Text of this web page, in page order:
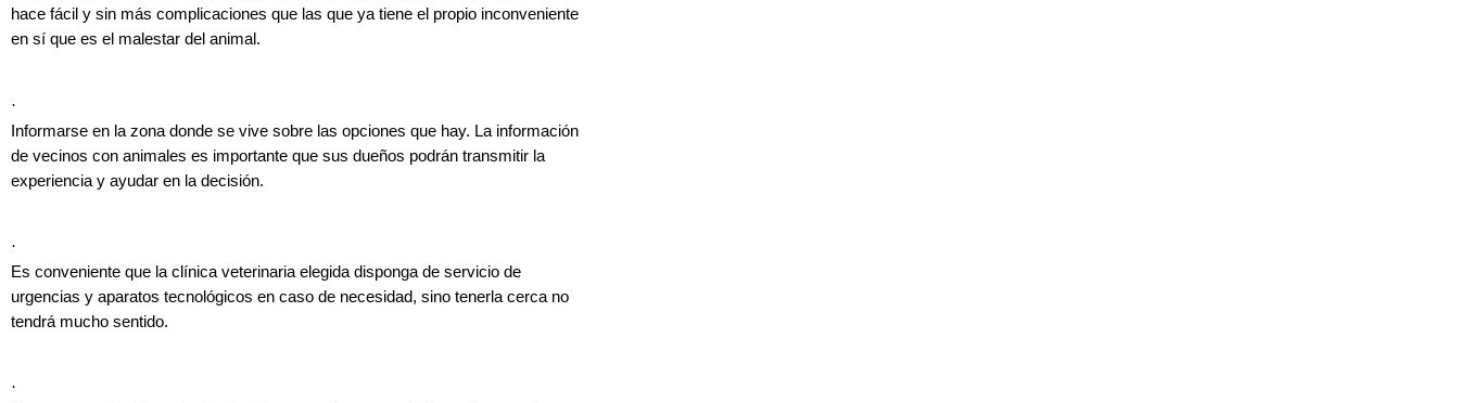
hace fácil y sin más complicaciones que las que ya tiene el propio inconveniente
en sí que es el malestar del animal.
·
Informarse en la zona donde se vive sobre las opciones que hay. La información
de vecinos con animales es importante que sus dueños podrán transmitir la
experiencia y ayudar en la decisión.
·
Es conveniente que la clínica veterinaria elegida disponga de servicio de
urgencias y aparatos tecnológicos en caso de necesidad, sino tenerla cerca no
tendrá mucho sentido.
·